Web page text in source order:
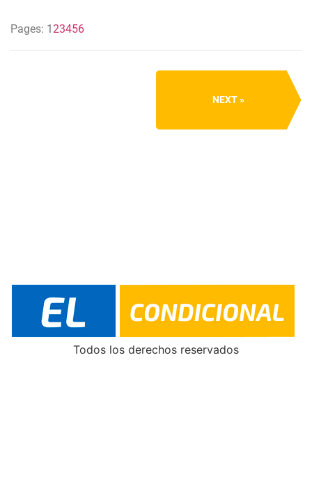
Pages: 1 23456
NEXT
Todos los derechos reservados